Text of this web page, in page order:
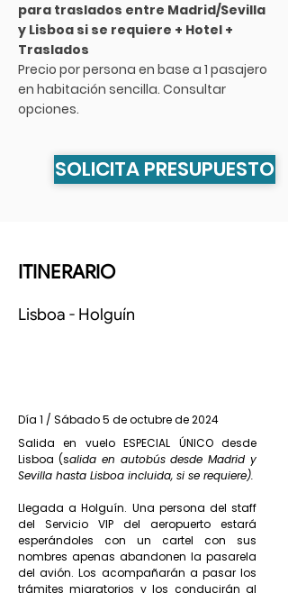
para traslados entre Madrid/Sevilla
y Lisboa si se requiere + Hotel +
Traslados
Precio por persona en base a 1 pasajero
en habitación sencilla. Consultar
opciones.
SOLICITA PRESUPUESTO
ITINERARIO
Lisboa - Holguín
Día 1 / Sábado 5 de octubre de 2024
Salida en vuelo ESPECIAL ÚNICO desde
Lisboa (salida en autobús desde Madrid y
Sevilla hasta Lisboa incluida, si se requiere).
Llegada a Holguín. Una persona del staff
del Servicio VIP del aeropuerto estará
esperándoles con un cartel con sus
nombres apenas abandonen la pasarela
del avión. Los acompañarán a pasar los
trámites migratorios y los conducirán al